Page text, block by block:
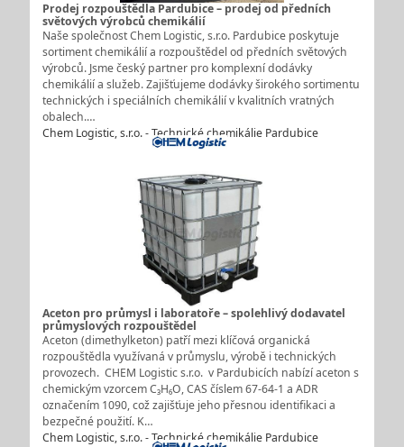
Prodej rozpouštědla Pardubice – prodej od předních
světových výrobců chemikálií
Naše společnost Chem Logistic, s.r.o. Pardubice poskytuje
sortiment chemikálií a rozpouštědel od předních světových
výrobců. Jsme český partner pro komplexní dodávky
chemikálií a služeb. Zajišťujeme dodávky širokého sortimentu
technických i speciálních chemikálií v kvalitních vratných
obalech.…
Chem Logistic, s.r.o. - Technické chemikálie Pardubice
Aceton pro průmysl i laboratoře – spolehlivý dodavatel
průmyslových rozpouštědel
Aceton (dimethylketon) patří mezi klíčová organická
rozpouštědla využívaná v průmyslu, výrobě i technických
provozech. CHEM Logistic s.r.o. v Pardubicích nabízí aceton s
chemickým vzorcem C₃H₆O, CAS číslem 67-64-1 a ADR
označením 1090, což zajišťuje jeho přesnou identifikaci a
bezpečné použití. K…
Chem Logistic, s.r.o. - Technické chemikálie Pardubice